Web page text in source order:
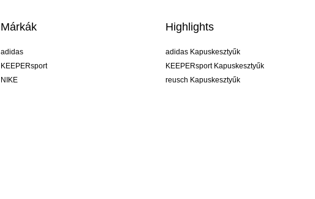
Márkák
adidas
KEEPERsport
NIKE
Highlights
adidas Kapuskesztyűk
KEEPERsport Kapuskesztyűk
reusch Kapuskesztyűk